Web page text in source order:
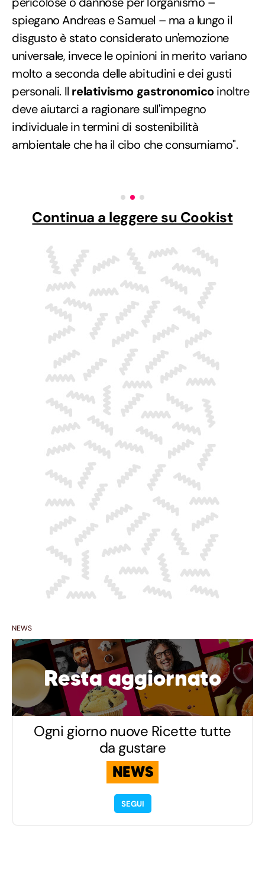
spiegano Andreas e Samuel – ma a lungo il
disgusto è stato considerato un'emozione
universale, invece le opinioni in merito variano
molto a seconda delle abitudini e dei gusti
personali. Il relativismo gastronomicoinoltre
deve aiutarci a ragionare sull'impegno
individuale in termini di sostenibilità
ambientale che ha il cibo che consumiamo".
Continua a leggere su Cookist
NEWS
Resta aggiornato
Ogni giorno nuove Ricette tutte
da gustare
NEWS
SEGUI